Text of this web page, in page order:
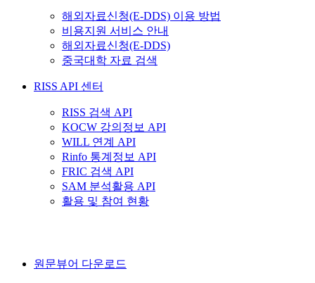
해외자료신청(E-DDS) 이용 방법
비용지원 서비스 안내
해외자료신청(E-DDS)
중국대학 자료 검색
RISS API 센터
RISS 검색 API
KOCW 강의정보 API
WILL 연계 API
Rinfo 통계정보 API
FRIC 검색 API
SAM 분석활용 API
활용 및 참여 현황
원문뷰어 다운로드